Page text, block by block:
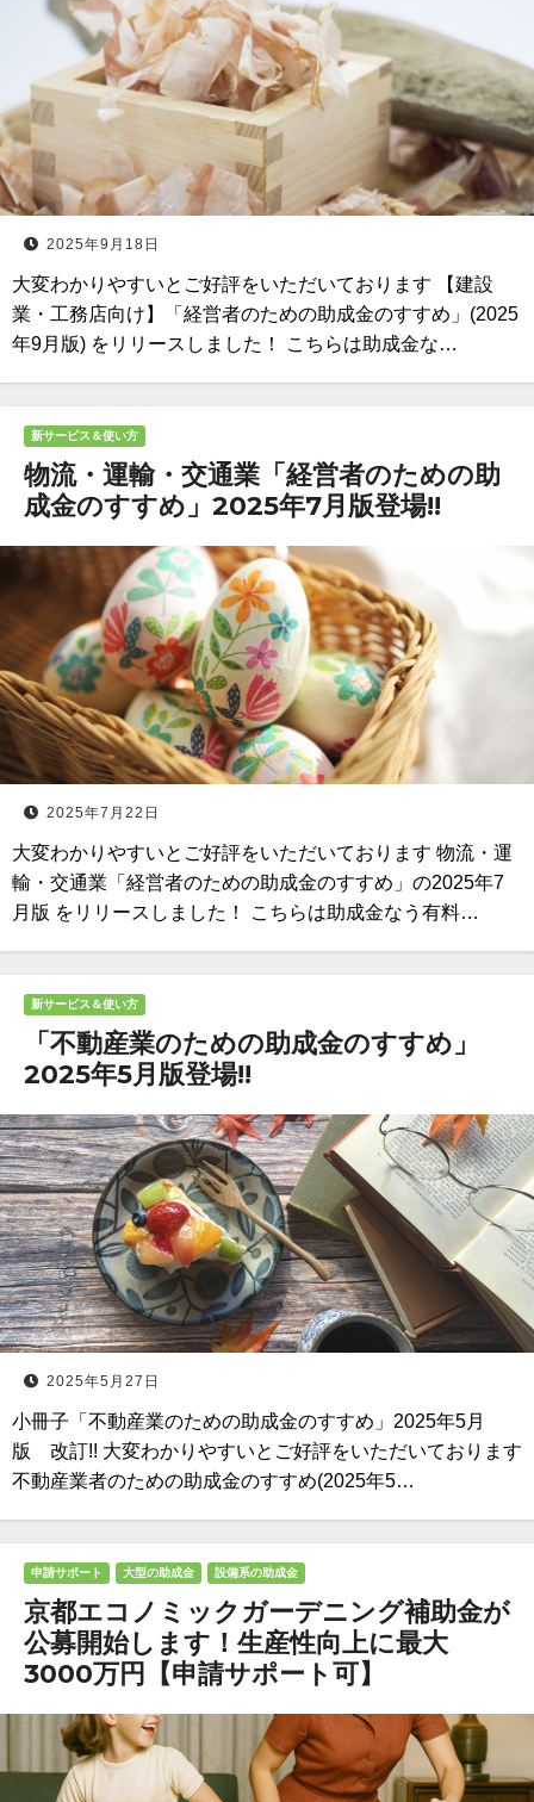
2025年9月18日
大変わかりやすいとご好評をいただいております 【建設
業・工務店向け】「経営者のための助成金のすすめ」(2025
年9月版) をリリースしました！ こちらは助成金な…
新サービス＆使い方
物流・運輸・交通業「経営者のための助
成金のすすめ」2025年7月版登場!!
2025年7月22日
大変わかりやすいとご好評をいただいております 物流・運
輸・交通業「経営者のための助成金のすすめ」の2025年7
月版 をリリースしました！ こちらは助成金なう有料…
新サービス＆使い方
「不動産業のための助成金のすすめ」
2025年5月版登場!!
2025年5月27日
小冊子「不動産業のための助成金のすすめ」2025年5月
版 改訂!! 大変わかりやすいとご好評をいただいております
不動産業者のための助成金のすすめ(2025年5…
申請サポート 大型の助成金 設備系の助成金
京都エコノミックガーデニング補助金が
公募開始します！生産性向上に最大
3000万円【申請サポート可】